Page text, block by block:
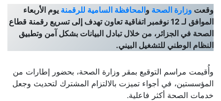
وقعت وزارة الصحة والمحافظة السامية للرقمنة يوم الأربعاء
الموافق لـ 12 نوفمبر اتفاقية تعاون تهدف إلى تسريع رقمنة قطاع
الصحة في الجزائر، من خلال تبادل البيانات بشكل آمن وتطبيق
النظام الوطني للتشغيل البيني.
وأُقيمت مراسم التوقيع بمقر وزارة الصحة، بحضور إطارات من
المؤسستين، في أجواء تميزت بالالتزام المشترك لتحديث وجعل
خدمات الصحة أكثر فاعلية.